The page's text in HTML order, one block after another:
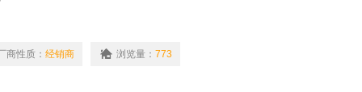
商性质： 经销商 浏览量： 773